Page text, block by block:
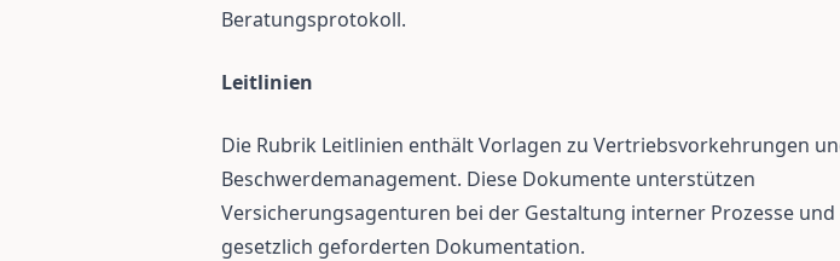
Beratungsprotokoll.
Leitlinien
Die Rubrik Leitlinien enthält Vorlagen zu Vertriebsvorkehrungen
Beschwerdemanagement. Diese Dokumente unterstützen
Versicherungsagenturen bei der Gestaltung interner Prozesse
gesetzlich geforderten Dokumentation.